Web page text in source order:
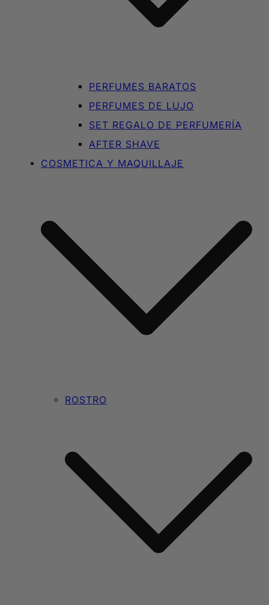
PERFUMES BARATOS
PERFUMES DE LUJO
SET REGALO DE PERFUMERÍA
AFTER SHAVE
COSMETICA Y MAQUILLAJE
ROSTRO